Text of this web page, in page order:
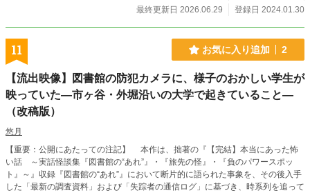
る。 さらに、セレスティナを愛していたはずのレオポルドも、漫画どおりア
にR15に設定しています。 ※この話は『断罪されるヒロインに転生したので、
退学します』（非公開中）の長編版です。長編化にあたってキャラクターを増や
し、一部のモブキャラの性格や設定も少し変更しています。 ※アリシア、セレ
スティナ、レオポルドといったメインキャラの性格はそのままです。 ※キャラ
クターが増えた分、特に中盤以降はストーリーが大きく変化しており、ラストも
前作とは異なる展開となっています。 ※そのため「前作のほうが好き」という
方はお気をつけください。 ※投稿再開にあたり、タイトルも少し変更しまし
た。
最終更新日 2026.06.29
登録日 2024.01.30
11 お気に入り追加 2
【流出映像】図書館の防犯カメラに、様子のおかしい学生が
映っていた―市ヶ谷・外堀沿いの大学で起きていること―
（改稿版）
悠月
【重要：公開にあたっての注記】 本作は、拙著の『【完結】本当にあった怖
い話 ～実話怪談集『図書館の“あれ”』・『旅先の怪』・『負のパワースポッ
ト』～』収録『図書館の“あれ”』において断片的に語られた事象を、その後入手
した「最新の調査資料」および「失踪者の通信ログ」に基づき、時系列を追って